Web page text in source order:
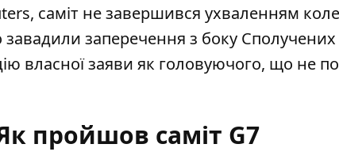
саміт не завершився ухваленням
заперечення з боку Сполучених
власної заяви як головуючого, що не
пройшов саміт G7